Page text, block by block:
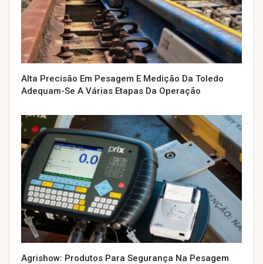
Alta Precisão Em Pesagem E Medição Da Toledo
Adequam-Se A Várias Etapas Da Operação
Agrishow: Produtos Para Segurança Na Pesagem